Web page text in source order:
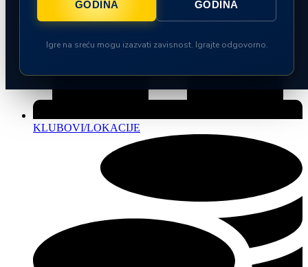
GODINA
GODINA
Igre na sreću mogu izazvati zavisnost. Igrajte odgovorno.
KLUBOVI/LOKACIJE